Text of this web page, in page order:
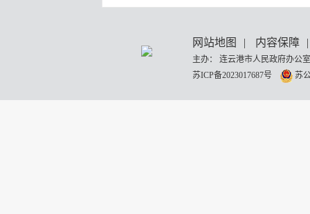
网站地图 | 内容保障 |
主办： 连云港市人民政府办
苏ICP备2023017687号
苏